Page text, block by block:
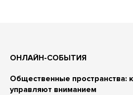
ОНЛАЙН-СОБЫТИЯ
Общественные пространства:
управляют вниманием